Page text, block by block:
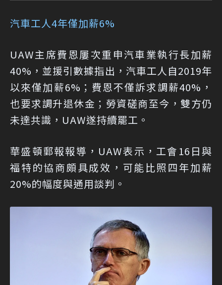
汽車工人4年僅加薪6%
UAW主席費恩屢次重申汽車業執行長加薪
40%，並援引數據指出，汽車工人自2019年
以來僅加薪6%；費恩不僅訴求調薪40%，
也要求調升退休金；勞資磋商至今，雙方仍
未達共識，UAW遂持續罷工。
華盛頓郵報報導，UAW表示，工會16日與
福特的協商頗具成效，可能比照四年加薪
20%的幅度與通用談判。